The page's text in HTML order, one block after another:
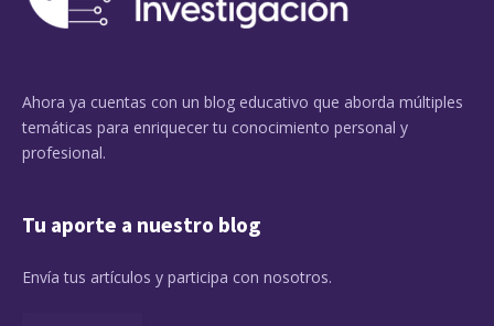
Ahora ya cuentas con un blog educativo que aborda múltiples
temáticas para enriquecer tu conocimiento personal y
profesional.
Tu aporte a nuestro blog
Envía tus artículos y participa con nosotros.